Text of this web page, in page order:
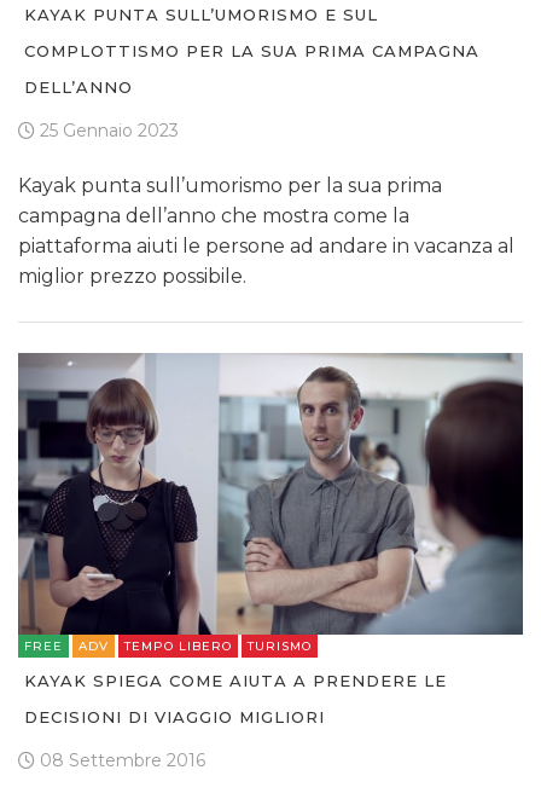
KAYAK PUNTA SULL’UMORISMO E SUL
COMPLOTTISMO PER LA SUA PRIMA CAMPAGNA
DELL’ANNO
25 Gennaio 2023
Kayak punta sull’umorismo per la sua prima
campagna dell’anno che mostra come la
piattaforma aiuti le persone ad andare in vacanza al
miglior prezzo possibile.
FREE ADV TEMPO LIBERO TURISMO
KAYAK SPIEGA COME AIUTA A PRENDERE LE
DECISIONI DI VIAGGIO MIGLIORI
08 Settembre 2016